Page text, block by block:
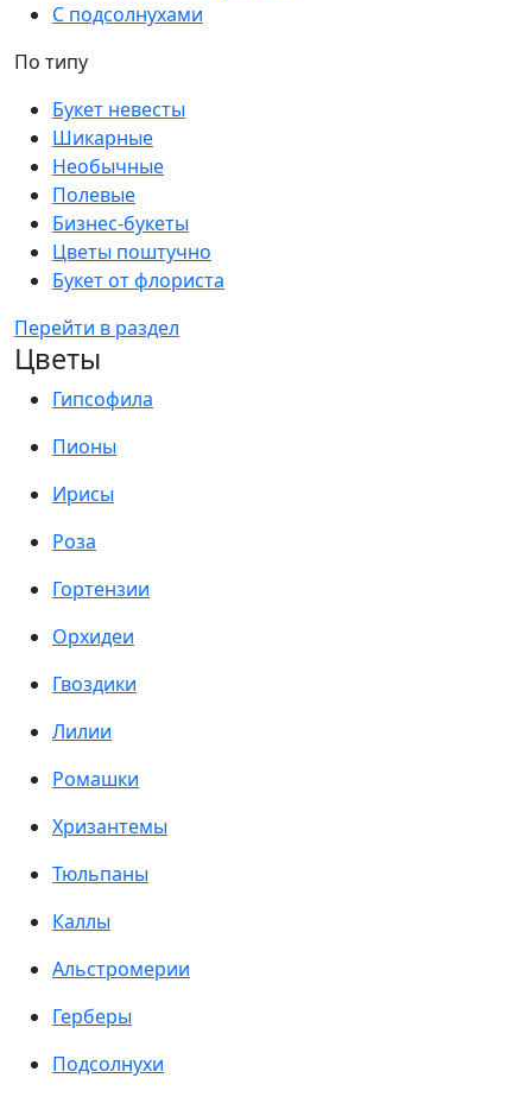
С подсолнухами
По типу
Букет невесты
Шикарные
Необычные
Полевые
Бизнес-букеты
Цветы поштучно
Букет от флориста
Перейти в раздел
Цветы
Гипсофила
Пионы
Ирисы
Роза
Гортензии
Орхидеи
Гвоздики
Лилии
Ромашки
Хризантемы
Тюльпаны
Каллы
Альстромерии
Герберы
Подсолнухи